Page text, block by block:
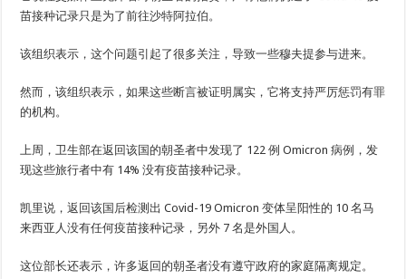
苗接种记录只是为了前往沙特阿拉伯。
该组织表示，这个问题引起了很多关注，导致一些穆夫提参与进来。
然而，该组织表示，如果这些断言被证明属实，它将支持严厉惩罚有罪
的机构。
上周，卫生部在返回该国的朝圣者中发现了 122 例 Omicron 病例，发
现这些旅行者中有 14% 没有疫苗接种记录。
凯里说，返回该国后检测出 Covid-19 Omicron 变体呈阳性的 10 名马
来西亚人没有任何疫苗接种记录，另外 7 名是外国人。
这位部长还表示，许多返回的朝圣者没有遵守政府的家庭隔离规定。